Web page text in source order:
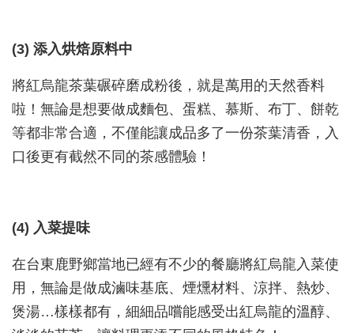
(3) 添入烘焙原料中
將紅烏龍茶葉碾碎磨成粉後，就是萬用的天然香料
啦！無論是想要做成麵包、蛋糕、慕斯、布丁、餅乾
等都非常合適，不僅能讓成品多了一份茶葉清香，入
口後更有截然不同的茶感體驗！
(4) 入菜提味
在台東鹿野鄉當地已經有不少的餐廳將紅烏龍入菜使
用，無論是做成滷味基底、煙燻材料、涼拌、熱炒、
煲湯…樣樣都有，細細品嚐能感受出紅烏龍的溫醇、